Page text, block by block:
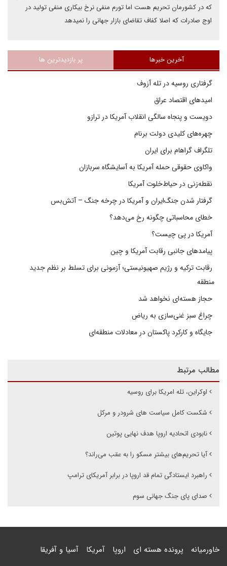
که در کشورمان تحریم هست اما تورم منفی نرخ بیکاری منفی تولید در
اوج صادرات که اصلا کفاف تقاضای بازار جهانی را نمیدهد
آخرین خبرها پر بازدیدترین ها
گرفتاری روسیه در تله آزوف
امیدهای اقتصاد عراق
دویست و پنجاه سالگی انقلاب آمریکا در ترازو
چهره‌های کلیدی دولت برنام
تلگراف گراهام برای ایران
واکاوی حقوقی حمله آمریکا به آسایشگاه سربازان
نقطه‌زنی در حیاط‌خلوت آمریکا
گرفتار شدن جنگ‌ایران و آمریکا در چرخه جنگ – آتش‌بس
خطای محاسباتی چگونه رخ می‌دهد؟
آمریکا در پی چیست؟
پیامدهای جانبی رقابت آمریکا و چین
رقابت ترکیه و رژیم صهیونیستی؛ آزمونی برای تسلط بر نظم جدید
منطقه
حجاز هسته‌ای نخواهد شد
چراغ سبز غنی‌سازی به ریاض
جایگاه و کارکرد پاکستان در معادلات منطقه‌ای
مطالب مرتبط
اوکراین، تله امریکا برای روسیه
شکست کامل سیاست های شرودر و مرکل
نابودی اتحادیه اروپا هدف نهایی پوتین
آیا تحریم‌های بیشتر مسکو را به عقب می‌راند؟
راهبرد ایستادگی تمام قد اروپا در برابر آمریکای ترامپ
صدای پای جنگ جهانی سوم
خاورمیانه پرونده هسته ای اروپا آمریکا آسیا و آفریقا